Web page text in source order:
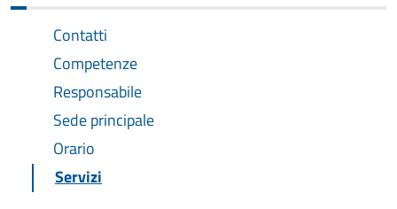
Contatti
Competenze
Responsabile
Sede principale
Orario
Servizi